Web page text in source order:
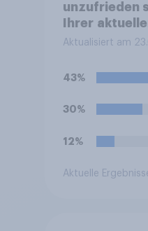
unzufrieden
Ihrer
Aktualisiert am
43%
30%
12%
Aktuelle